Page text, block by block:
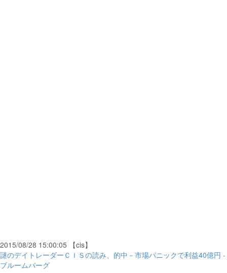
2015/08/28 15:00:05 【cis】
謎のデイトレーダーＣＩＳの読み、的中－市場パニックで利益40億円 -
ブルームバーグ